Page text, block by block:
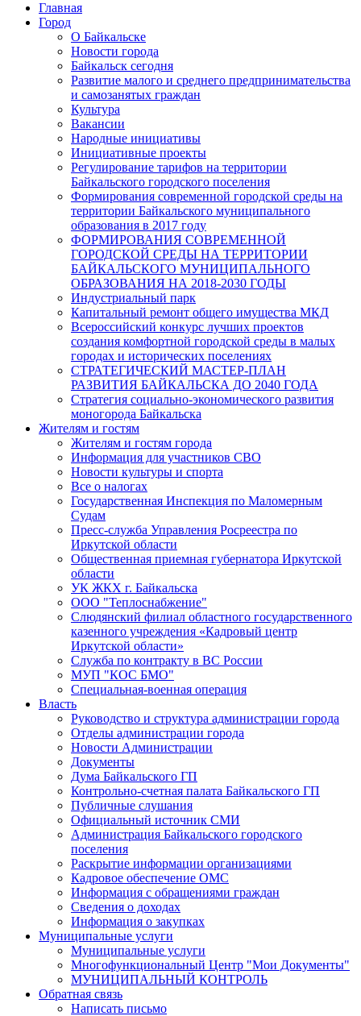
Главная
Город
О Байкальске
Новости города
Байкальск сегодня
Развитие малого и среднего предпринимательства
и самозанятых граждан
Культура
Вакансии
Народные инициативы
Инициативные проекты
Регулирование тарифов на территории
Байкальского городского поселения
Формирования современной городской среды на
территории Байкальского муниципального
образования в 2017 году
ФОРМИРОВАНИЯ СОВРЕМЕННОЙ
ГОРОДСКОЙ СРЕДЫ НА ТЕРРИТОРИИ
БАЙКАЛЬСКОГО МУНИЦИПАЛЬНОГО
ОБРАЗОВАНИЯ НА 2018-2030 ГОДЫ
Индустриальный парк
Капитальный ремонт общего имущества МКД
Всероссийский конкурс лучших проектов
создания комфортной городской среды в малых
городах и исторических поселениях
СТРАТЕГИЧЕСКИЙ МАСТЕР-ПЛАН
РАЗВИТИЯ БАЙКАЛЬСКА ДО 2040 ГОДА
Стратегия социально-экономического развития
моногорода Байкальска
Жителям и гостям
Жителям и гостям города
Информация для участников СВО
Новости культуры и спорта
Все о налогах
Государственная Инспекция по Маломерным
Судам
Пресс-служба Управления Росреестра по
Иркутской области
Общественная приемная губернатора Иркутской
области
УК ЖКХ г. Байкальска
ООО "Теплоснабжение"
Слюдянский филиал областного государственного
казенного учреждения «Кадровый центр
Иркутской области»
Служба по контракту в ВС России
МУП "КОС БМО"
Специальная-военная операция
Власть
Руководство и структура администрации города
Отделы администрации города
Новости Администрации
Документы
Дума Байкальского ГП
Контрольно-счетная палата Байкальского ГП
Публичные слушания
Официальный источник СМИ
Администрация Байкальского городского
поселения
Раскрытие информации организациями
Кадровое обеспечение ОМС
Информация с обращениями граждан
Сведения о доходах
Информация о закупках
Муниципальные услуги
Муниципальные услуги
Многофункциональный Центр "Мои Документы"
МУНИЦИПАЛЬНЫЙ КОНТРОЛЬ
Обратная связь
Написать письмо